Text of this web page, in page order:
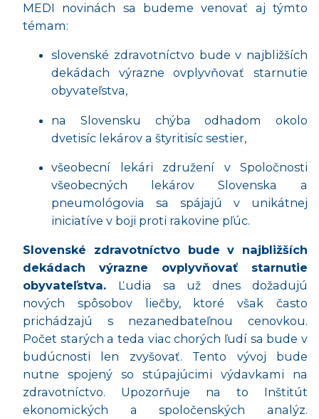
MEDI novinách sa budeme venovať aj týmto
témam:
slovenské zdravotníctvo bude v najbližších
dekádach výrazne ovplyvňovať starnutie
obyvateľstva,
na Slovensku chýba odhadom okolo
dvetisíc lekárov a štyritisíc sestier,
všeobecní lekári združení v Spoločnosti
všeobecných lekárov Slovenska a
pneumológovia sa spájajú v unikátnej
iniciatíve v boji proti rakovine pľúc.
Slovenské zdravotníctvo bude v najbližších
dekádach výrazne ovplyvňovať starnutie
obyvateľstva. Ľudia sa už dnes dožadujú
nových spôsobov liečby, ktoré však často
prichádzajú s nezanedbateľnou cenovkou.
Počet starých a teda viac chorých ľudí sa bude v
budúcnosti len zvyšovať. Tento vývoj bude
nutne spojený so stúpajúcimi výdavkami na
zdravotníctvo. Upozorňuje na to Inštitút
ekonomických a spoločenských analýz.